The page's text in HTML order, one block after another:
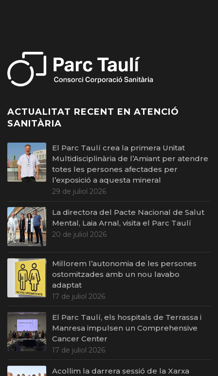
ACTUALITAT RECENT EN ATENCIÓ
SANITÀRIA
El Parc Taulí crea la primera Unitat
Multidisciplinària de l’Amiant per atendre
totes les persones afectades per
l’exposició a aquesta mineral
29 de juliol 2026
La directora del Pacte Nacional de Salut
Mental, Laia Arnal, visita el Parc Taulí
20 de juliol 2026
Millorem l’autonomia de les persones
ostomitzades amb un nou lavabo
adaptat
17 de juliol 2026
El Parc Taulí, els hospitals de Terrassa i
Manresa impulsen un Comprehensive
Cancer Center
17 de juliol 2026
Acollim la darrera sessió de la Xarxa